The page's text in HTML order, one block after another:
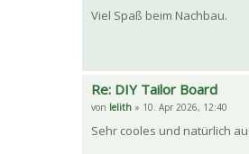
Viel Spaß beim Nachbau.
Re: DIY Tailor Board
von lelith » 10. Apr 2026, 12:40
Sehr cooles und natürlich